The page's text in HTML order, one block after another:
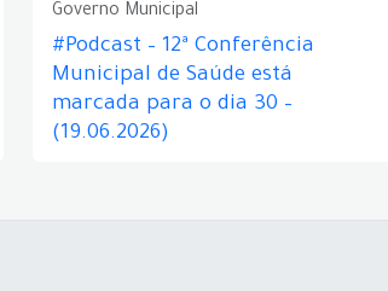
Governo Municipal
#Podcast – 12ª Conferência
Municipal de Saúde está
marcada para o dia 30 –
(19.06.2026)